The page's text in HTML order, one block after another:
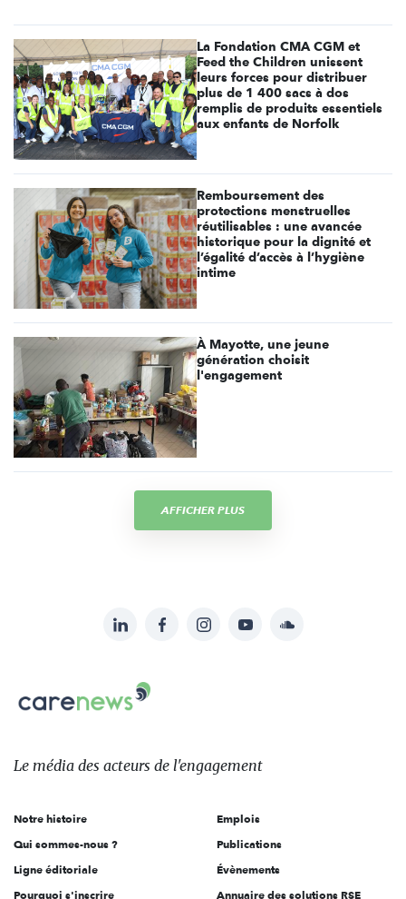
La Fondation CMA CGM et
Feed the Children unissent
leurs forces pour distribuer
plus de 1 400 sacs à dos
remplis de produits essentiels
aux enfants de Norfolk
Remboursement des
protections menstruelles
réutilisables : une avancée
historique pour la dignité et
l’égalité d’accès à l’hygiène
intime
À Mayotte, une jeune
génération choisit
l'engagement
AFFICHER PLUS
sur:
LinkedInFacebookInstagramYouTubeSoundcloud
Le
des
l'engagement
Le média des acteurs de l'engagement
Notre histoire
Qui sommes-nous ?
Ligne éditoriale
Pourquoi s'inscrire
Emplois
Publications
Évènements
Annuaire des solutions RSE